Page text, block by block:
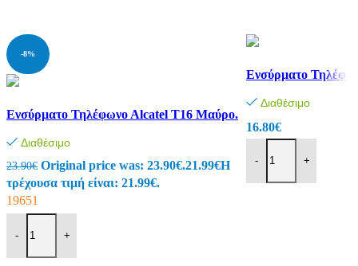
-8%
Γρήγορη προβολή
Προσθήκη στα αγαπημένα
Ενσύρματο Τηλέφωνο Αlcatel T16 Μαύρο.
Διαθέσιμο
23.90€ Original price was: 23.90€.21.99€Η
τρέχουσα τιμή είναι: 21.99€.
19651
- +
Αγόρασε το
Γρήγορη προβολή
Προσθήκη στα
Ενσύρματο
Διαθέσιμο
16.80€
- +
Αγόρασε το